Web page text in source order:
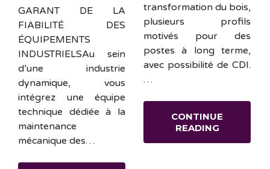
GARANT DE LA
FIABILITÉ DES
ÉQUIPEMENTS
INDUSTRIELSAu sein
d’une industrie
dynamique, vous
intégrez une équipe
technique dédiée à la
maintenance
mécanique des…
transformation du bois,
plusieurs profils
motivés pour des
postes à long terme,
avec possibilité de CDI.
…
CONTINUE
READING